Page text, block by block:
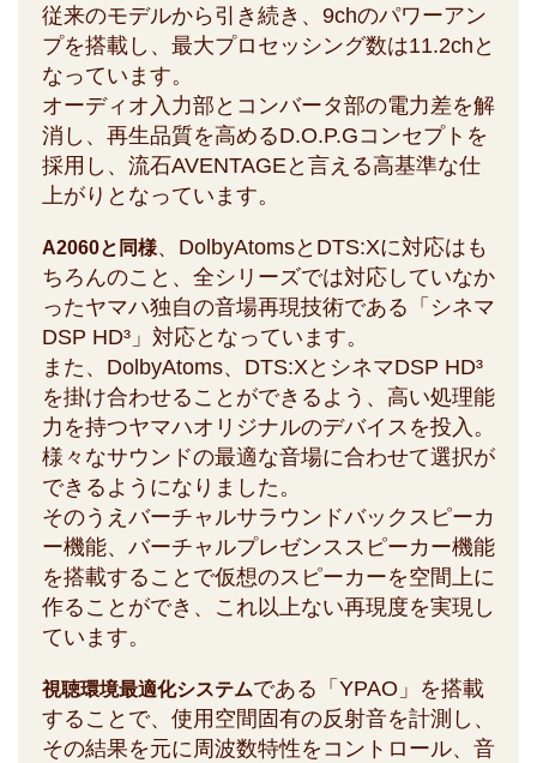
従来のモデルから引き続き、9chのパワーアン
プを搭載し、最大プロセッシング数は11.2chと
なっています。
オーディオ入力部とコンバータ部の電力差を解
消し、再生品質を高めるD.O.P.Gコンセプトを
採用し、流石AVENTAGEと言える高基準な仕
上がりとなっています。
A2060と同様、DolbyAtomsとDTS:Xに対応はも
ちろんのこと、全シリーズでは対応していなか
ったヤマハ独自の音場再現技術である「シネマ
DSP HD³」対応となっています。
また、DolbyAtoms、DTS:XとシネマDSP HD³
を掛け合わせることができるよう、高い処理能
力を持つヤマハオリジナルのデバイスを投入。
様々なサウンドの最適な音場に合わせて選択が
できるようになりました。
そのうえバーチャルサラウンドバックスピーカ
ー機能、バーチャルプレゼンススピーカー機能
を搭載することで仮想のスピーカーを空間上に
作ることができ、これ以上ない再現度を実現し
ています。
視聴環境最適化システムである「YPAO」を搭載
することで、使用空間固有の反射音を計測し、
その結果を元に周波数特性をコントロール、音